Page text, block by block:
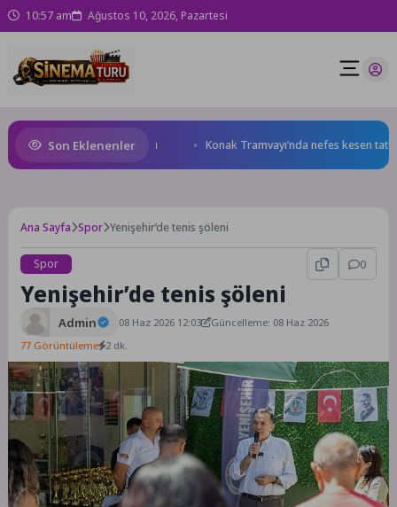
10:57 am Ağustos 10, 2026, Pazartesi
Son Eklenenler
de çocuklar da mutlu Konak Tramvayı’nda nefes kesen tatbikat
Ana Sayfa Spor Yenişehir’de tenis şöleni
Spor 0
Yenişehir’de tenis şöleni
Admin 08 Haz 2026 12:03
Güncelleme: 08 Haz 2026
77 Görüntüleme 2 dk.